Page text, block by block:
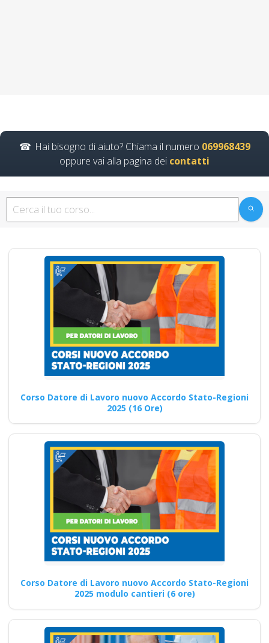
Formazione
misure di sicurezza
per dipendenti a
Corsi di Coaching e Mentoring
per la Sicurezza sul Lavoro:
Pratica Orientata…
Continua
Organismo paritetico
per la formazione a
Bisceglie Nuovo
accordo stato
regioni 2025 realtà
virtuale app
videoconferenza fad
aula virtuale rischi
specifici formatori
docenti rspp rls rlst
preposto datore
aggiornamento
obbligatorio
ASPP/RSPP
(DL.81/08, RSPP) e
Hai bisogno di aiuto? Chiama il numero 069968439
oppure vai alla pagina dei contatti
Corso Datore di Lavoro nuovo Accordo Stato-Regioni
2025 (16 Ore)
Corso Datore di Lavoro nuovo Accordo Stato-Regioni
2025 modulo cantieri (6 ore)